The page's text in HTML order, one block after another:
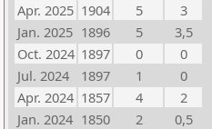
Apr. 2025 1904 5
3
Jan. 2025 1896 5
3,5
Oct. 2024 1897 0
0
Jul. 2024
1897 1
0
Apr. 2024 1857 4
2
Jan. 2024 1850 2
0,5